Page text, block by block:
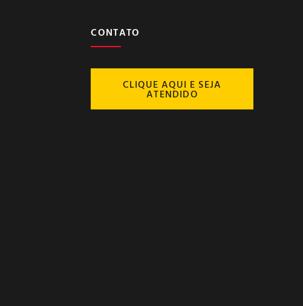
CONTATO
CLIQUE AQUI E SEJA
ATENDIDO